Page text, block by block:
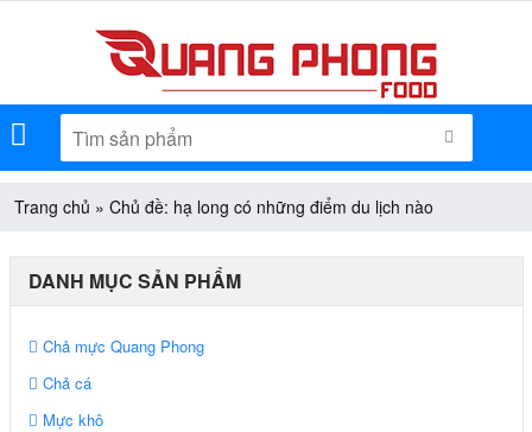
TÌM KIẾM
Trang chủ » Chủ đề: hạ long có những điểm du lịch nào
DANH MỤC SẢN PHẨM
Chả mực Quang Phong
Chả cá
Mực khô